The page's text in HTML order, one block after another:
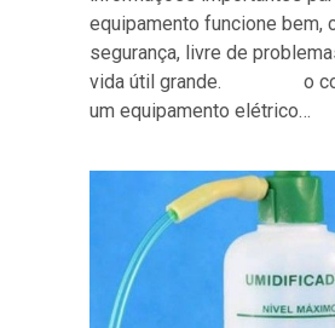
equipamento funcione bem,
segurança, livre de
vida útil grande. o
um equipamento elétrico…